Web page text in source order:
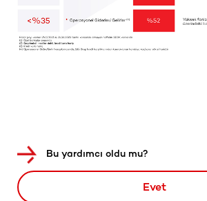
Bu yardımcı oldu mu?
Evet